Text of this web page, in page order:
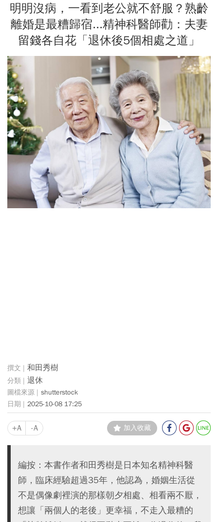
明明沒病，一看到老公就不舒服？熟齡
離婚是最糟歸宿...精神科醫師勸：夫妻
留錢各自花「退休後5個相處之道」
和田秀樹
退休
shutterstock
2025-10-08 17:25
+A -A 加入收藏
編按：本書作者和田秀樹是日本知名精神科醫
師，臨床經驗超過35年，他認為，婚姻生活從
不是偶像劇裡演的那樣朝夕相處、相看兩不厭，
想讓「兩個人的老後」更幸福，不走入最糟的